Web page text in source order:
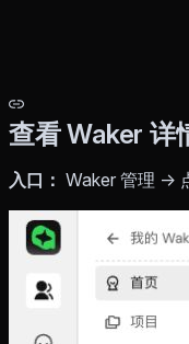
查看 Waker 详
入口： Waker 管理 →